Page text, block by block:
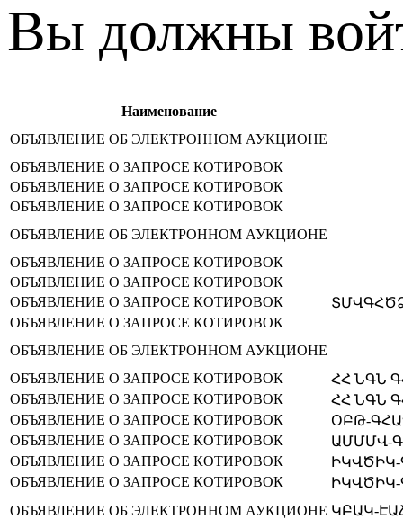
Вы должны
Наименование
ОБЪЯВЛЕНИЕ ОБ ЭЛЕКТРОННОМ АУКЦИОНЕ
ОБЪЯВЛЕНИЕ О ЗАПРОСЕ КОТИРОВОК
ОБЪЯВЛЕНИЕ О ЗАПРОСЕ КОТИРОВОК
ОБЪЯВЛЕНИЕ О ЗАПРОСЕ КОТИРОВОК
ОБЪЯВЛЕНИЕ ОБ ЭЛЕКТРОННОМ АУКЦИОНЕ
ОБЪЯВЛЕНИЕ О ЗАПРОСЕ КОТИРОВОК
ОБЪЯВЛЕНИЕ О ЗАПРОСЕ КОТИРОВОК
ОБЪЯВЛЕНИЕ О ЗАПРОСЕ КОТИРОВОК
ОБЪЯВЛЕНИЕ О ЗАПРОСЕ КОТИРОВОК
ОБЪЯВЛЕНИЕ ОБ ЭЛЕКТРОННОМ АУКЦИОНЕ
ОБЪЯВЛЕНИЕ О ЗАПРОСЕ КОТИРОВОК
ՀՀ ՆԳՆ
ОБЪЯВЛЕНИЕ О ЗАПРОСЕ КОТИРОВОК
ՀՀ ՆԳՆ
ОБЪЯВЛЕНИЕ О ЗАПРОСЕ КОТИРОВОК
ՕԲԹ-
ОБЪЯВЛЕНИЕ О ЗАПРОСЕ КОТИРОВОК
ԱՄՄՄՎ-
ОБЪЯВЛЕНИЕ О ЗАПРОСЕ КОТИРОВОК
ԻԿՎԾԻԿ-
ОБЪЯВЛЕНИЕ О ЗАПРОСЕ КОТИРОВОК
ԻԿՎԾԻԿ-
ОБЪЯВЛЕНИЕ ОБ ЭЛЕКТРОННОМ АУКЦИОНЕ ԿԲԱԿ-